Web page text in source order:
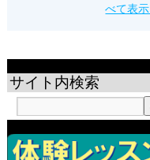
べて表示
サイト内検索